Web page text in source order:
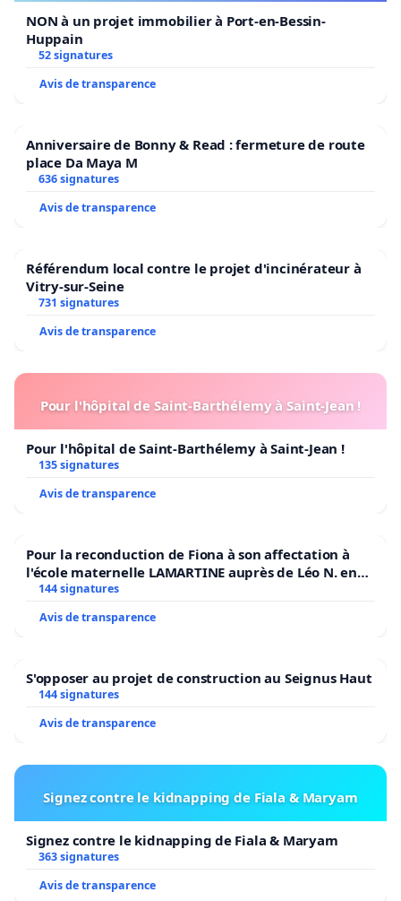
NON à un projet immobilier à Port-en-Bessin-
Huppain
52 signatures
Avis de transparence
Anniversaire de Bonny & Read : fermeture de route
place Da Maya M
636 signatures
Avis de transparence
Référendum local contre le projet d'incinérateur à
Vitry-sur-Seine
731 signatures
Avis de transparence
Pour l'hôpital de Saint-Barthélemy à Saint-Jean !
Pour l'hôpital de Saint-Barthélemy à Saint-Jean !
135 signatures
Avis de transparence
Pour la reconduction de Fiona à son affectation à
l'école maternelle LAMARTINE auprès de Léo N. en
2026/2027
144 signatures
Avis de transparence
S'opposer au projet de construction au Seignus Haut
144 signatures
Avis de transparence
Signez contre le kidnapping de Fiala & Maryam
Signez contre le kidnapping de Fiala & Maryam
363 signatures
Avis de transparence